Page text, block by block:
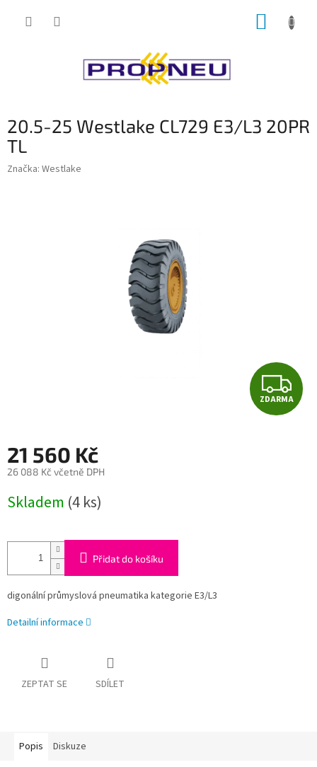
20.5-25 Westlake CL729 E3/L3 20PR
TL
Značka: Westlake
Z
D
ZDARMA
21 560 Kč
26 088 Kč včetně DPH
cena:
Skladem (4 ks)
Přidat do košíku
digonální průmyslová pneumatika kategorie E3/L3
Detailní informace
ZEPTAT SE SDÍLET
Popis Diskuze